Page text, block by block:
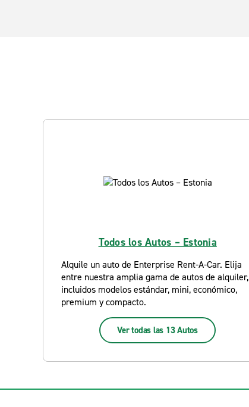
Todos los Autos – Estonia
Alquile un auto de Enterprise Rent-A-Car. Elija
entre nuestra amplia gama de autos de alquiler,
incluidos modelos estándar, mini, económico,
premium y compacto.
Ver todas las 13 Autos